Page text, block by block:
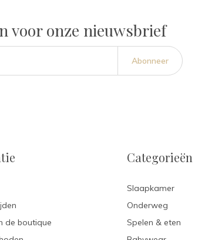
voor onze nieuwsbrief
Abonneer
de boutique
Categorieën
Slaapkamer
Onderweg
Spelen & eten